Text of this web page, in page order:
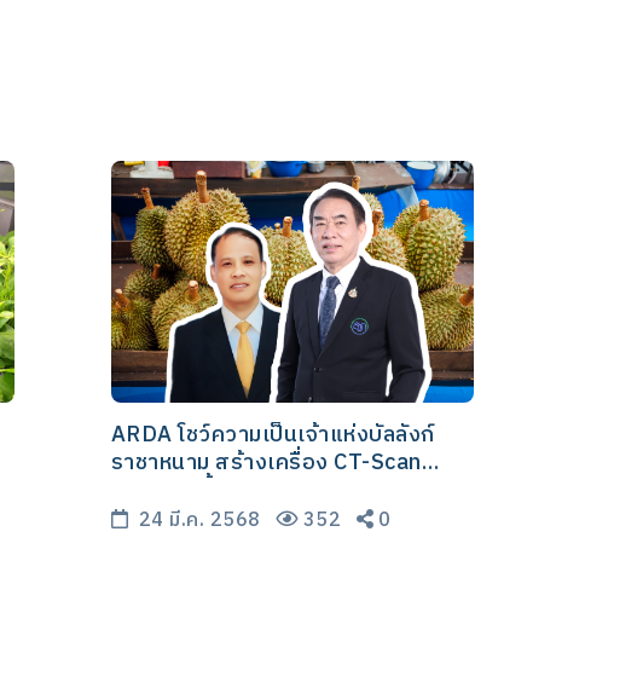
ARDA โชว์ความเป็นเจ้าแห่งบัลลังก์
ราชาหนาม สร้างเครื่อง CT-Scan
คัดทุเรียน “ไม่อ่อน-ไม่หนอน” 1 ลูกใช้
24 มี.ค. 2568 352 0